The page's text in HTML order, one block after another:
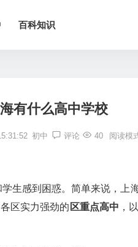
百科知识
有什么高中学校
初中 评论 40 阅读模
生感到困惑。简单来说，上
区实力强劲的 区重点高中 ，